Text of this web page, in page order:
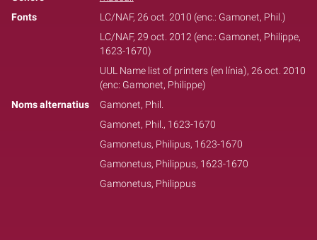
Fonts
LC/NAF, 26 oct. 2010 (enc.: Gamonet, Phil.)
LC/NAF, 29 oct. 2012 (enc.: Gamonet, Philippe,
1623-1670)
UUL Name list of printers (en línia), 26 oct. 2010
(enc: Gamonet, Philippe)
Noms alternatius
Gamonet, Phil.
Gamonet, Phil., 1623-1670
Gamonetus, Philipus, 1623-1670
Gamonetus, Philippus, 1623-1670
Gamonetus, Philippus